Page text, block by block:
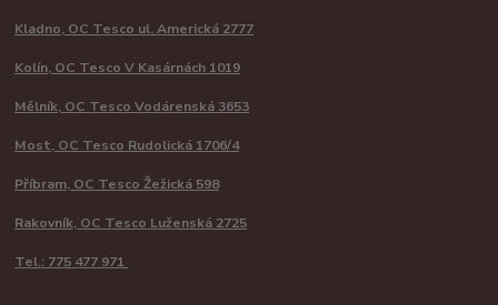
Kladno, OC Tesco ul. Americká 2777
Kolín, OC Tesco V Kasárnách 1019
Mělník, OC Tesco Vodárenská 3653
Most, OC Tesco Rudolická 1706/4
Příbram, OC Tesco Žežická 598
Rakovník, OC Tesco Luženská 2725
Tel.: 775 477 971